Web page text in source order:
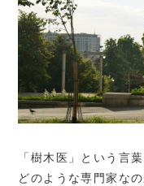
「樹木医」という言
どのような専門家な